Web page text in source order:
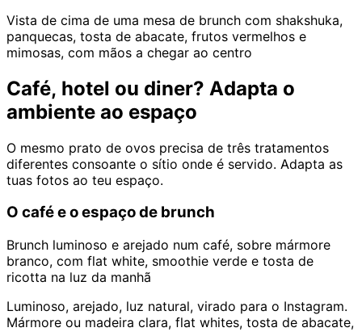
Vista de cima de uma mesa de brunch com shakshuka,
panquecas, tosta de abacate, frutos vermelhos e
mimosas, com mãos a chegar ao centro
Café, hotel ou diner? Adapta o
ambiente ao espaço
O mesmo prato de ovos precisa de três tratamentos
diferentes consoante o sítio onde é servido. Adapta as
tuas fotos ao teu espaço.
O café e o espaço de brunch
Brunch luminoso e arejado num café, sobre mármore
branco, com flat white, smoothie verde e tosta de
ricotta na luz da manhã
Luminoso, arejado, luz natural, virado para o Instagram.
Mármore ou madeira clara, flat whites, tosta de abacate,